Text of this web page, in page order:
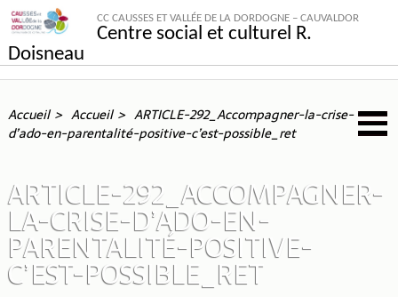
CC CAUSSES ET VALLÉE DE LA DORDOGNE – CAUVALDOR
Centre social et culturel R.
Doisneau
Accueil Accueil
ARTICLE-292_Accompagner-la-crise-
d’ado-en-parentalité-positive-c’est-possible_ret
ARTICLE-292_ACCOMPAGNER-
LA-CRISE-D’ADO-EN-
PARENTALITÉ-POSITIVE-
C’EST-POSSIBLE_RET